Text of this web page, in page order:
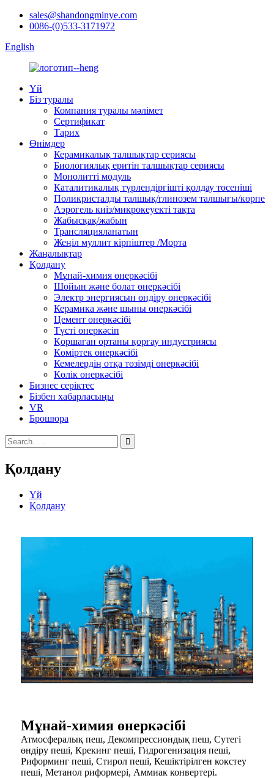
sales@shandongminye.com
0086-(0)533-3171972
English
Үй
Біз туралы
Компания туралы мәлімет
Сертификат
Тарих
Өнімдер
Керамикалық талшықтар сериясы
Биологиялық еритін талшықтар сериясы
Монолитті модуль
Каталитикалық түрлендіргішті қолдау төсеніші
Поликристалды талшық/глинозем талшығы/көрпе
Аэрогель киіз/микрокеуекті тақта
Жабысқақ/жабын
Трансляцияланатын
Жеңіл муллит кірпіштер /Морта
Жаңалықтар
Қолдану
Мұнай-химия өнеркәсібі
Шойын және болат өнеркәсібі
Электр энергиясын өндіру өнеркәсібі
Керамика және шыны өнеркәсібі
Цемент өнеркәсібі
Түсті өнеркәсіп
Қоршаған ортаны қорғау индустриясы
Көміртек өнеркәсібі
Кемелердің отқа төзімді өнеркәсібі
Көлік өнеркәсібі
Бизнес серіктес
Бізбен хабарласыңы
VR
Брошюра
Қолдану
Үй
Қолдану
Мұнай-химия өнеркәсібі
Атмосфералық пеш, Декомпрессиондық пеш, Сутегі
өндіру пеші, Крекинг пеші, Гидрогенизация пеші,
Риформинг пеші, Стирол пеші, Кешіктірілген кокстеу
пеші, Метанол риформері, Аммиак конвертері.